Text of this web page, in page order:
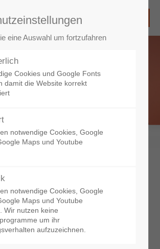
und Feiertag
eine Auswahl um fortzufahren
Cookies und Google Fonts
damit die Website korrekt
notwendige Cookies, Google
Maps und Youtube
notwendige Cookies, Google
Maps und Youtube
Wir nutzen keine
um ihr
aufzuzeichnen.